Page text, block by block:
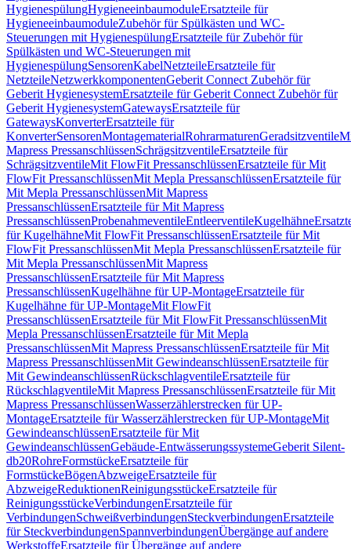
HygienespülungHygieneeinbaumoduleErsatzteile für
HygieneeinbaumoduleZubehör für Spülkästen und WC-
Steuerungen mit HygienespülungErsatzteile für Zubehör für
Spülkästen und WC-Steuerungen mit
HygienespülungSensorenKabelNetzteileErsatzteile für
NetzteileNetzwerkkomponentenGeberit Connect Zubehör für
Geberit HygienesystemErsatzteile für Geberit Connect Zubehör für
Geberit HygienesystemGatewaysErsatzteile für
GatewaysKonverterErsatzteile für
KonverterSensorenMontagematerialRohrarmaturenGeradsitzventile
Mapress PressanschlüssenSchrägsitzventileErsatzteile für
SchrägsitzventileMit FlowFit PressanschlüssenErsatzteile für Mit
FlowFit PressanschlüssenMit Mepla PressanschlüssenErsatzteile für
Mit Mepla PressanschlüssenMit Mapress
PressanschlüssenErsatzteile für Mit Mapress
PressanschlüssenProbenahmeventileEntleerventileKugelhähne
für KugelhähneMit FlowFit PressanschlüssenErsatzteile für Mit
FlowFit PressanschlüssenMit Mepla PressanschlüssenErsatzteile für
Mit Mepla PressanschlüssenMit Mapress
PressanschlüssenErsatzteile für Mit Mapress
PressanschlüssenKugelhähne für UP-MontageErsatzteile für
Kugelhähne für UP-MontageMit FlowFit
PressanschlüssenErsatzteile für Mit FlowFit PressanschlüssenMit
Mepla PressanschlüssenErsatzteile für Mit Mepla
PressanschlüssenMit Mapress PressanschlüssenErsatzteile für Mit
Mapress PressanschlüssenMit GewindeanschlüssenErsatzteile für
Mit GewindeanschlüssenRückschlagventileErsatzteile für
RückschlagventileMit Mapress PressanschlüssenErsatzteile für Mit
Mapress PressanschlüssenWasserzählerstrecken für UP-
MontageErsatzteile für Wasserzählerstrecken für UP-MontageMit
GewindeanschlüssenErsatzteile für Mit
GewindeanschlüssenGebäude-EntwässerungssystemeGeberit Silent-
db20RohreFormstückeErsatzteile für
FormstückeBögenAbzweigeErsatzteile für
AbzweigeReduktionenReinigungsstückeErsatzteile für
ReinigungsstückeVerbindungenErsatzteile für
VerbindungenSchweißverbindungenSteckverbindungenErsatzteile
für SteckverbindungenSpannverbindungenÜbergänge auf andere
WerkstoffeErsatzteile für Übergänge auf andere